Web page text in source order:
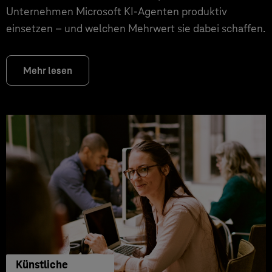
Unternehmen Microsoft KI-Agenten produktiv
einsetzen – und welchen Mehrwert sie dabei schaffen.
Mehr lesen
Künstliche